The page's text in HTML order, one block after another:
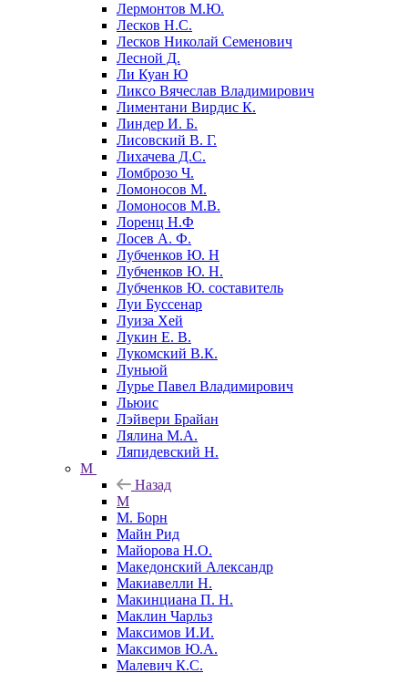
Лермонтов М.Ю.
Лесков Н.С.
Лесков Николай Семенович
Лесной Д.
Ли Куан Ю
Ликсо Вячеслав Владимирович
Лиментани Вирдис К.
Линдер И. Б.
Лисовский В. Г.
Лихачева Д.С.
Ломброзо Ч.
Ломоносов М.
Ломоносов М.В.
Лоренц Н.Ф
Лосев А. Ф.
Лубченков Ю. Н
Лубченков Ю. Н.
Лубченков Ю. составитель
Луи Буссенар
Луиза Хей
Лукин Е. В.
Лукомский В.К.
Луньюй
Лурье Павел Владимирович
Льюис
Лэйвери Брайан
Лялина М.А.
Ляпидевский Н.
М
Назад
М
М. Борн
Майн Рид
Майорова Н.О.
Македонский Александр
Макиавелли Н.
Макинциана П. Н.
Маклин Чарльз
Максимов И.И.
Максимов Ю.А.
Малевич К.С.